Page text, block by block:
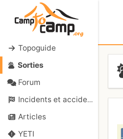
Topoguide
Sorties
Forum
Incidents et accidents
Articles
YETI